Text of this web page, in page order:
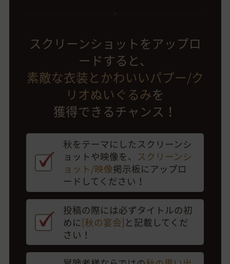
スクリーンショットをアップロ
ードすると、
素敵な衣装とかわいいパプー/ク
リオぬいぐるみを
獲得できるチャンス！
秋をテーマにしたスクリーンシ
ョットや映像を、 スクリーンシ
ョット/映像掲示板にアップロ
ードしてください！
投稿の際には必ずタイトルの初
めに[秋の宴会]と記載してくだ
さい！